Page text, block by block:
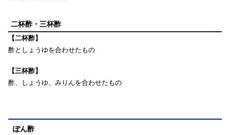
二杯酢・三杯酢
【二杯酢】
酢としょうゆを合わせたもの
【三杯酢】
酢、しょうゆ、みりんを合わせたもの
ぽん酢